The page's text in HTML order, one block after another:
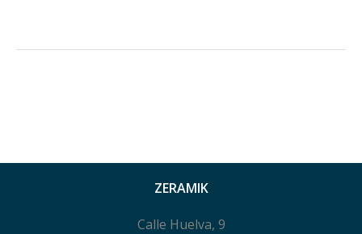
ZERAMIK
Calle Huelva, 9